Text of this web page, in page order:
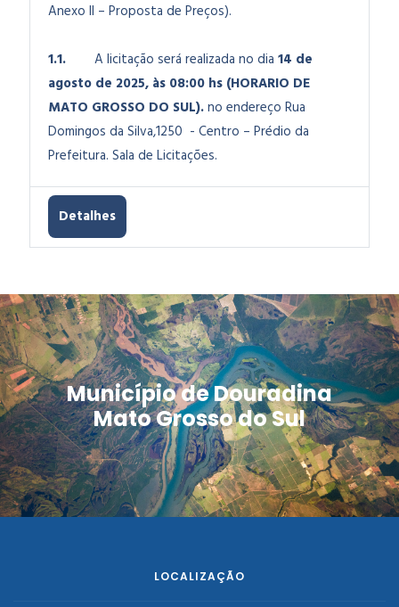
Anexo II – Proposta de Preços).
1.1. A licitação será realizada no dia 14 de
agosto de 2025, às 08:00 hs (HORARIO DE
MATO GROSSO DO SUL).no endereço Rua
Domingos da Silva,1250 - Centro – Prédio da
Prefeitura. Sala de Licitações.
Detalhes
Município de Douradina
Mato Grosso do Sul
LOCALIZAÇÃO